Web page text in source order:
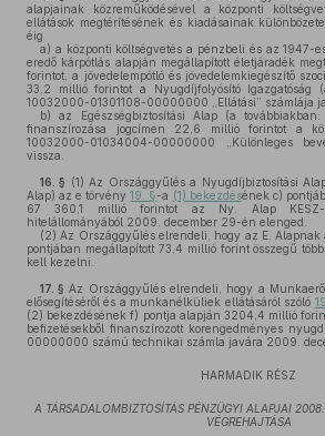
alapjainak közreműködésével a központi
ellátások megtérítésének és kiadásainak
éig
a) a központi költségvetés a pénzbeli és az 1947-
eredő kárpótlás alapján megállapított életjáradék
forintot, a jövedelempótló és jövedelemkiegészítő
33,2 millió forintot a Nyugdíjfolyósító Igazgatóság
10032000-01301108-00000000 „Ellátási” számlája
b) az Egészségbiztosítási Alap (a
finanszírozása jogcímen 22,6 millió forintot a
10032000-01034004-00000000 „Különleges
vissza.
16. § (1) Az Országgyűlés a Nyugdíjbiztosítási
Alap) az e törvény19. §-a (1) bekezdésének c)
67 360,1 millió forintot az Ny. Alap KESZ-
hitelállományából 2009. december 29-én elenged.
(2) Az Országgyűlés elrendeli, hogy az E. Alapnak
pontjában megállapított 73,4 millió forint összegű
kell kezelni.
17. § Az Országgyűlés elrendeli, hogy a
elősegítéséről és a munkanélküliek ellátásáról szóló
(2) bekezdésének f) pontja alapján 3204,4 millió
befizetésekből finanszírozott korengedményes
00000000 számú technikai számla javára 2009.
HARMADIK RÉSZ
A TÁRSADALOMBIZTOSÍTÁS PÉNZÜGYI ALAPJAI
VÉGREHAJTÁSA